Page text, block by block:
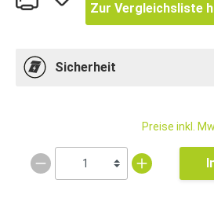
Zur Vergleichsliste
Sicherheit
Preise inkl.